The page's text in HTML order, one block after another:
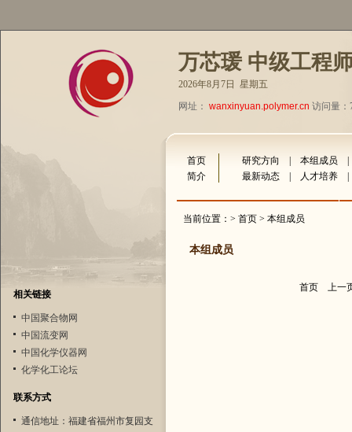
万芯瑗 中级工程
2026年8月7日 星期五
网址： wanxinyuan.polymer.cn 访问量：
相关链接
中国聚合物网
中国流变网
中国化学仪器网
化学化工论坛
联系方式
通信地址：福建省福州市复园支
首页 研究方向 本组成员
简介
最新动态 人才培养
当前位置：> 首页 > 本组成员
本组成员
首页 上一